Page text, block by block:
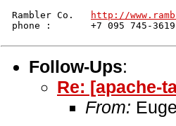
http://
  phone :	+7 095 745-3619
Follow-Ups:
Re: [apache-
From: